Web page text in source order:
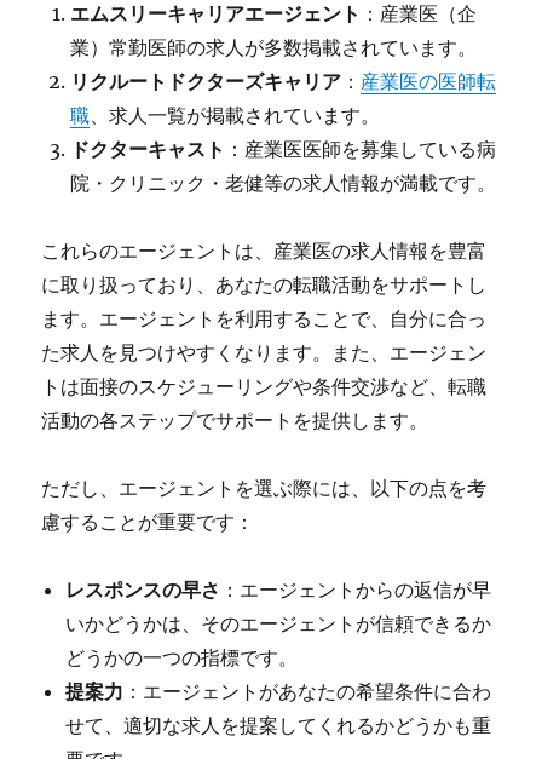
エムスリーキャリアエージェント ：産業医（企
業）常勤医師の求人が多数掲載されています。
リクルートドクターズキャリア ： 産業医の医師転
職、求人一覧が掲載されています。
ドクターキャスト ：産業医医師を募集している病
院・クリニック・老健等の求人情報が満載です。
これらのエージェントは、産業医の求人情報を豊富
に取り扱っており、あなたの転職活動をサポートし
ます。エージェントを利用することで、自分に合っ
た求人を見つけやすくなります。また、エージェン
トは面接のスケジューリングや条件交渉など、転職
活動の各ステップでサポートを提供します。
ただし、エージェントを選ぶ際には、以下の点を考
慮することが重要です：
レスポンスの早さ ：エージェントからの返信が早
いかどうかは、そのエージェントが信頼できるか
どうかの一つの指標です。
提案力 ：エージェントがあなたの希望条件に合わ
せて、適切な求人を提案してくれるかどうかも重